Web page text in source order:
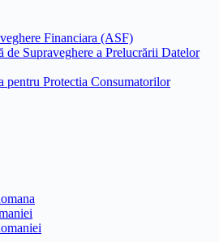
Financiara (ASF)
de Supraveghere a Prelucrării Datelor
pentru Protectia Consumatorilor